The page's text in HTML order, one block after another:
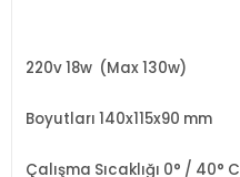
220v 18w (Max 130w)
Boyutları 140x115x90 mm
Çalışma Sıcaklığı 0° / 40° C